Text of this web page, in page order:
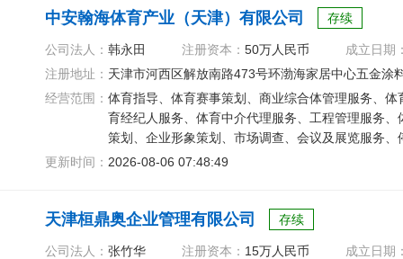
中安翰海体育产业（天津）有限公司 存续
公司法人： 韩永田 注册资本： 50万人民币
成立日期
注册地址： 天津市河西区解放南路473号环渤海家居中心五金涂
经营范围： 体育指导、体育赛事策划、商业综合体管理服务、
育经纪人服务、体育中介代理服务、工程管理服务
策划、企业形象策划、市场调查、会议及展览服务
设备租赁服务、机械设备租赁
更新时间： 2026-08-06 07:48:49
天津桓鼎奥企业管理有限公司 存续
公司法人： 张竹华 注册资本： 15万人民币
成立日期